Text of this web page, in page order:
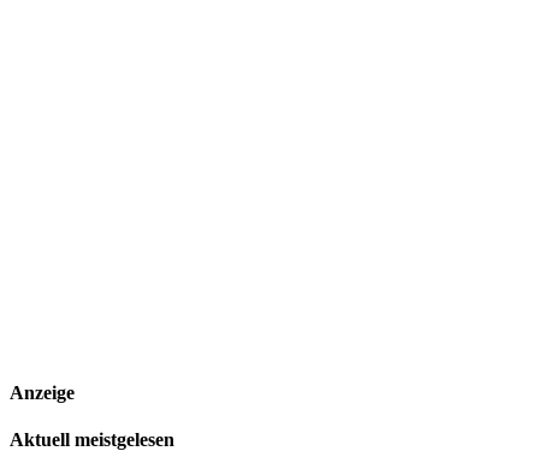
Anzeige
Aktuell meistgelesen